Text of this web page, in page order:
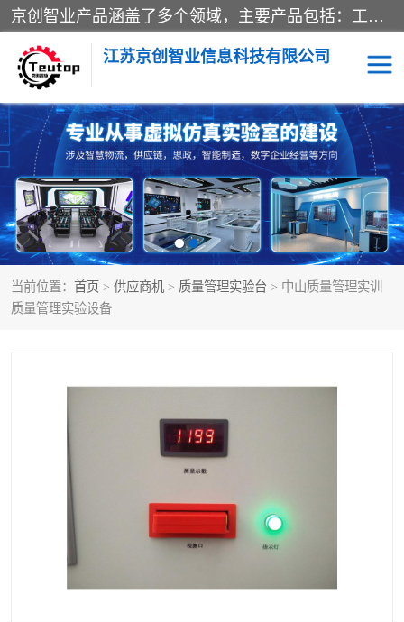
京创智业产品涵盖了多个领域，主要产品包括：工业4.0生产线解决方案，智慧物流综合实训室，教学设备与实验室建设，虚拟仿真实验室等。公司将秉持“创新、执着、诚信、共赢”的理念，以“将服务当作使命”为核心价值观，致力于为客户创造价值，与客户、合作伙伴和员工共同成长。
江苏京创智业信息科技有限公司
当前位置： 首页 > 供应商机 > 质量管理实验台 > 中山质量管理实训
质量管理实验设备
VR物流实训 低碳供应链
生产系统仿真 冷链物流
供应链管理 思政
智慧零售实训 智能制造